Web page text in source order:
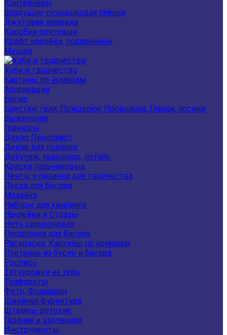
Контейнеры
Воздушно-пузырьковая плёнка
Джутовая веревка
Коробки почтовые
Крафт коробки, подарочные
Мешки
Хоби и творчество
Картины по номерам
Аппликации
Бисер
Блестки, гели, Прищепки, Проволока, Глазки, носики
Выжигание
Гравюры
Декор Пенопласт
Декор для поделок
Декупаж, кракелюр, поталь
Краски пальчиковые
Ленты и резинка для творчества
Леска для бисера
Мозайка
Наборы для квилинга
Наклейки и Стразы
Нить силиконовая
Проволока для бисера
Раскраски, Картины по номерам
Плетение из бусин и бисера
Роспись
Татуировки на тело
Трафареты
Фетр, Фоамиран
Швейная фурнитура
Штампы детские
Гадания и эзотерика
Инструменты